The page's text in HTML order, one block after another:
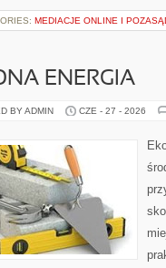
MEDIACJE ONLINE I
ENERGIA
BY ADMIN CZE - 27 - 2026